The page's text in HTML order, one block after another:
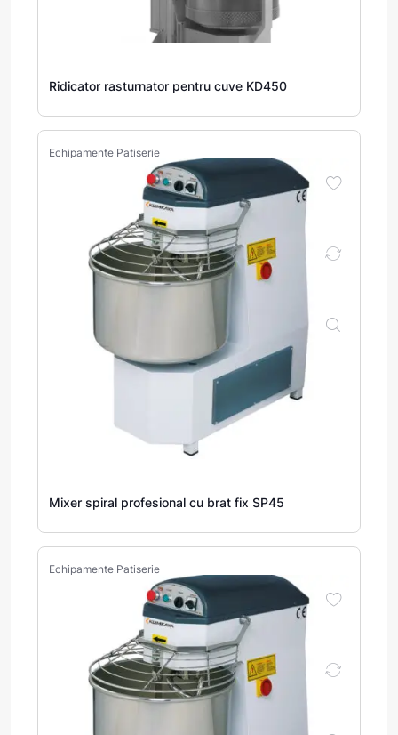
Ridicator rasturnator pentru cuve KD450
Echipamente Patiserie
Mixer spiral profesional cu brat fix SP45
Echipamente Patiserie